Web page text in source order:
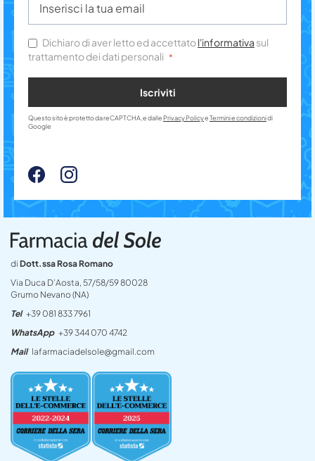
di Dott.ssa Rosa Romano
Via Duca D’Aosta, 57/58/59 80028
Grumo Nevano (NA)
Tel +39 081 833 7961
WhatsApp +39 344 070 4742
Mail lafarmaciadelsole@gmail.com
Dichiaro di aver letto ed accettatol'informativa sul
trattamento dei dati personali
Iscriviti
Questo sito è protetto da reCAPTCHA, e dalle Privacy PolicyeTermini e condizionidi
Google